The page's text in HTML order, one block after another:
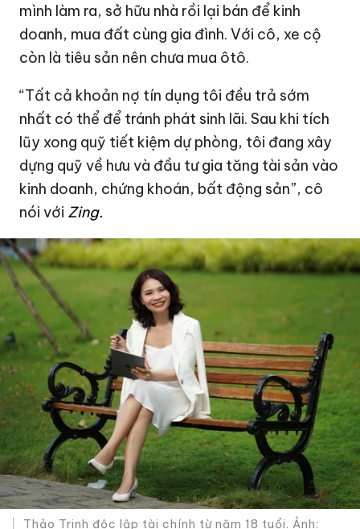
mình làm ra, sở hữu nhà rồi lại bán để kinh
doanh, mua đất cùng gia đình. Với cô, xe cộ
còn là tiêu sản nên chưa mua ôtô.
“Tất cả khoản nợ tín dụng tôi đều trả sớm
nhất có thể để tránh phát sinh lãi. Sau khi tích
lũy xong quỹ tiết kiệm dự phòng, tôi đang xây
dựng quỹ về hưu và đầu tư gia tăng tài sản vào
kinh doanh, chứng khoán, bất động sản”, cô
nói với Zing.
Thảo Trinh độc lập tài chính từ năm 18 tuổi. Ảnh: